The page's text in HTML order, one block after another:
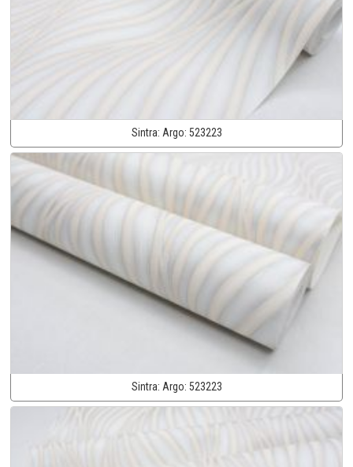
Sintra: Argo: 523223
Sintra: Argo: 523223